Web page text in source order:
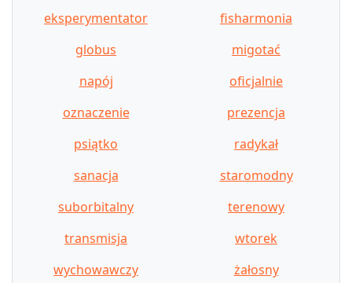
eksperymentator
fisharmonia
globus
migotać
napój
oficjalnie
oznaczenie
prezencja
psiątko
radykał
sanacja
staromodny
suborbitalny
terenowy
transmisja
wtorek
wychowawczy
żałosny